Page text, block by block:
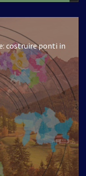
costruire ponti in